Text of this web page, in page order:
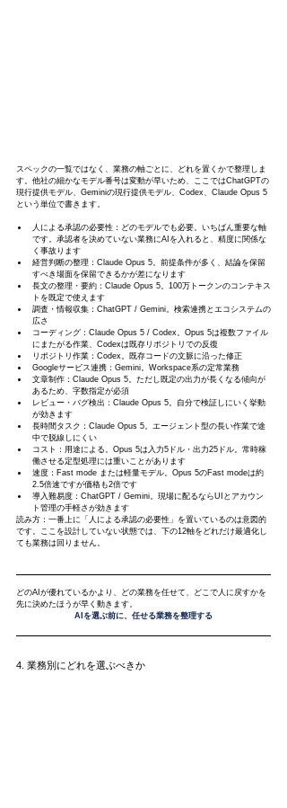
スペックの一覧ではなく、業務の軸ごとに、どれを置くかで整理しま
す。他社の細かなモデル番号は変動が早いため、ここではChatGPTの
現行提供モデル、Geminiの現行提供モデル、Codex、Claude Opus 5
という単位で書きます。
人による承認の必要性：どのモデルでも必要。いちばん重要な軸
です。承認者を決めていない業務にAIを入れると、精度に関係な
く事故ります
経営判断の整理：Claude Opus 5。前提条件が多く、結論を保留
すべき場面を保留できるかが差になります
長文の整理・要約：Claude Opus 5。100万トークンのコンテキス
トを既定で使えます
調査・情報収集：ChatGPT / Gemini。検索連携とエコシステムの
広さ
コーディング：Claude Opus 5 / Codex。Opus 5は複数ファイル
にまたがる作業、Codexは既存リポジトリでの反復
リポジトリ作業：Codex。既存コードの文脈に沿った修正
Googleサービス連携：Gemini。Workspace系の定常業務
文章制作：Claude Opus 5。ただし既定の出力が長くなる傾向が
あるため、字数指定が必須
レビュー・バグ検出：Claude Opus 5。自分で検証しにいく挙動
が効きます
長時間タスク：Claude Opus 5。エージェント型の長い作業で途
中で脱線しにくい
コスト：用途による。Opus 5は入力5ドル・出力25ドル。常時稼
働させる定型処理には重いことがあります
速度：Fast mode または軽量モデル。Opus 5のFast modeは約
2.5倍速ですが価格も2倍です
導入難易度：ChatGPT / Gemini。現場に配るならUIとアカウン
ト管理の手軽さが効きます
読み方：一番上に「人による承認の必要性」を置いているのは意図的
です。ここを設計していない状態では、下の12軸をどれだけ最適化し
ても業務は回りません。
どのAIが優れているかより、どの業務を任せて、どこで人に戻すかを
先に決めたほうが早く動きます。
AIを選ぶ前に、任せる業務を整理する
4. 業務別にどれを選ぶべきか